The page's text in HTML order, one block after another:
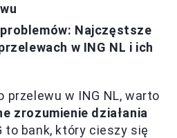
Najczęstsze
w ING NL i ich
przelewu w ING NL, warto
zrozumienie działania
to bank, który cieszy się